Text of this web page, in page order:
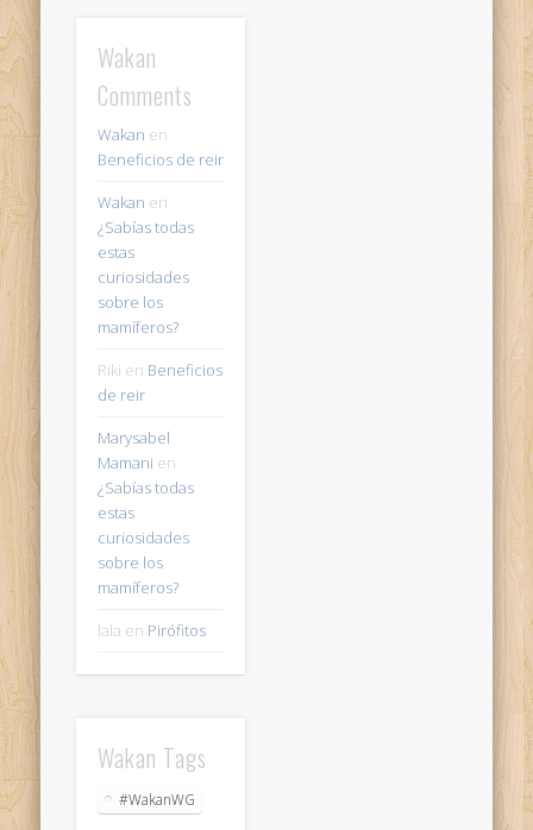
Wakan
Comments
Wakan en
Beneficios de reir
Wakan en
¿Sabías todas
estas
curiosidades
sobre los
mamíferos?
Riki en Beneficios
de reir
Marysabel
Mamani en
¿Sabías todas
estas
curiosidades
sobre los
mamíferos?
lala en Pirófitos
Wakan Tags
#WakanWG